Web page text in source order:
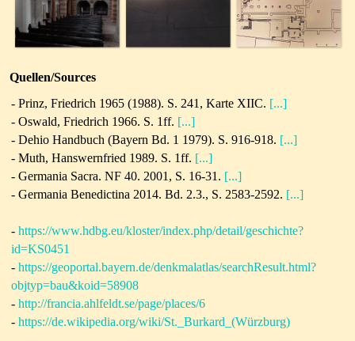
Quellen/Sources
- Prinz, Friedrich 1965 (1988). S. 241, Karte XIIC. [...]
- Oswald, Friedrich 1966. S. 1ff. [...]
- Dehio Handbuch (Bayern Bd. 1 1979). S. 916-918. [...]
- Muth, Hanswernfried 1989. S. 1ff. [...]
- Germania Sacra. NF 40. 2001, S. 16-31. [...]
- Germania Benedictina 2014. Bd. 2.3., S. 2583-2592. [...]
- https://www.hdbg.eu/kloster/index.php/detail/geschichte?
id=KS0451
- https://geoportal.bayern.de/denkmalatlas/searchResult.html?
objtyp=bau&koid=58908
- http://francia.ahlfeldt.se/page/places/6
- https://de.wikipedia.org/wiki/St._Burkard_(Würzburg)